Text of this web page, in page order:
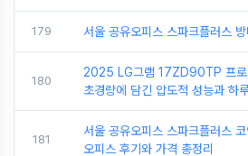
179 서울 공유오피스 스파크플러스
180
2025 LG그램 17ZD90TP 프
초경량에 담긴 압도적 성능과 하
181
서울 공유오피스 스파크플러스
오피스 후기와 가격 총정리